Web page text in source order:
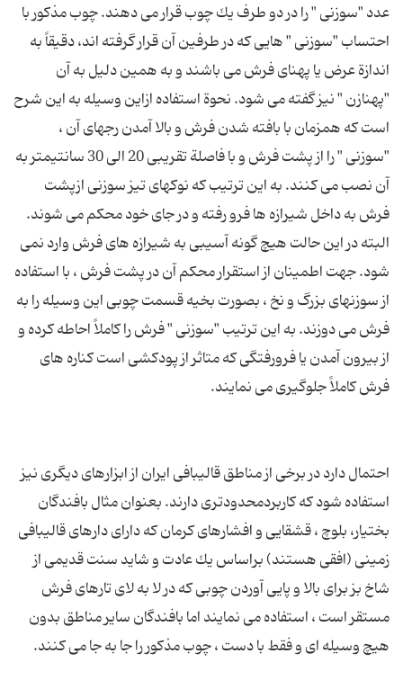
عدد "سوزنی " را در دو طرف یك چوب قرار می دهند. چوب مذكور با
احتساب "سوزنی " هایی كه در طرفین آن قرار گرفته اند، دقیقاً به
اندازة عرض یا پهنای فرش می باشند و به همین دلیل به آن
"پهنازن " نیز گفته می شود. نحوة استفاده ازاین وسیله به این شرح
است كه همزمان با بافته شدن فرش و بالا آمدن رجهای آن ،
"سوزنی " را از پشت فرش و با فاصلة تقریبی 20 الی 30 سانتیمتر به
آن نصب می كنند. به این ترتیب كه نوكهای تیز سوزنی ازپشت
فرش به داخل شیرازه ها فرو رفته و در جای خود محكم می شوند.
البته در این حالت هیچ گونه آسیبی به شیرازه های فرش وارد نمی
شود. جهت اطمینان از استقرار محكم آن در پشت فرش ، با استفاده
از سوزنهای بزرگ و نخ ، بصورت بخیه قسمت چوبی این وسیله را به
فرش می دوزند. به این ترتیب "سوزنی " فرش را كاملاً احاطه كرده و
از بیرون آمدن یا فرورفتگی كه متاثر از پودكشی است كناره های
احتمال دارد در برخی از مناطق قالیبافی ایران از ابزارهای دیگری نیز
استفاده شود كه كاربردمحدودتری دارند. بعنوان مثال بافندگان
بختیار، بلوچ ، قشقایی و افشارهای كرمان كه دارای دارهای قالیبافی
زمینی (افقی هستند) براساس یك عادت و شاید سنت قدیمی از
شاخ بز برای بالا و پایی آوردن چوبی كه در لا به لای تارهای فرش
مستقر است ، استفاده می نمایند اما بافندگان سایر مناطق بدون